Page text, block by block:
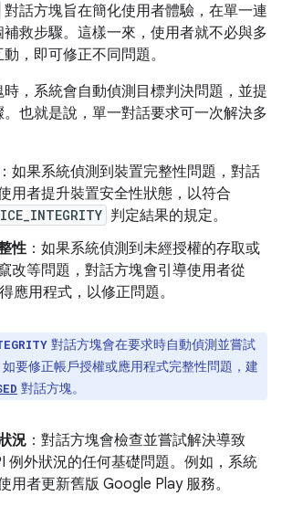
對話方塊旨在簡化使用者體驗，在單一連
救步驟。這樣一來，使用者就不必與多
，即可修正不同問題。
，系統會自動偵測目標判決問題，並提
也就是說，單一對話要求可一次解決多
：如果系統偵測到裝置完整性問題，對話
用者提升裝置安全性狀態，以符合
判定結果的規定。
性 ：如果系統偵測到未經授權的存取或
改等問題，對話方塊會引導使用者從
應用程式，以修正問題。
對話方塊會在要求時自動偵測並嘗試
要修正帳戶授權或應用程式完整性問題，建
對話方塊。
況 ：對話方塊會檢查並嘗試解決導致
例外狀況的任何基礎問題。例如，系統
用者更新舊版 Google Play 服務。